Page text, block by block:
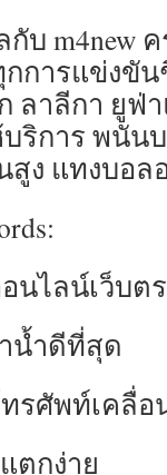
กับ m4new
การแข่งขั
ลาลีกา ยูฟ่
บริการ พนั
ง แทงบอล
นไลน์เว็บต
น้ำดีที่สุด
รศัพท์เคลื่อ
ตกง่าย